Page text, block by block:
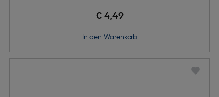
€ 4,49
in den Warenkorb